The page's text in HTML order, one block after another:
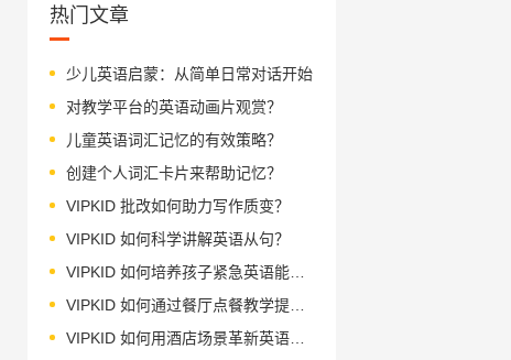
热门文章
少儿英语启蒙：从简单日常对话开始
对教学平台的英语动画片观赏？
儿童英语词汇记忆的有效策略？
创建个人词汇卡片来帮助记忆？
VIPKID 批改如何助力写作质变？
VIPKID 如何科学讲解英语从句？
VIPKID 如何培养孩子紧急英语能力？
VIPKID 如何通过餐厅点餐教学提升少儿英语应用能力？
VIPKID 如何用酒店场景革新英语教学？